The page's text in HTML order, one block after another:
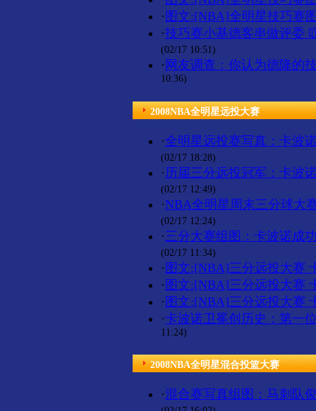
· 图文:[NBA]全明星技巧赛
·技巧赛小基德客串做评委
(02/17 10:51)
· 网友调查：你认为德隆的
10:36)
2008NBA全明星远投大赛
·全明星远投赛写真：卡波
(02/17 18:28)
· 历届三分远投冠军：卡波
(02/17 12:49)
·NBA全明星周末三分球大
(02/17 12:24)
·三分大赛组图：卡波诺成
(02/17 11:34)
· 图文:[NBA]三分远投大赛
· 图文:[NBA]三分远投大赛
· 图文:[NBA]三分远投大赛
·卡波诺卫冕创历史：第一
11:24)
2008NBA全明星混合投篮大赛
·混合赛写真组图：马刺队